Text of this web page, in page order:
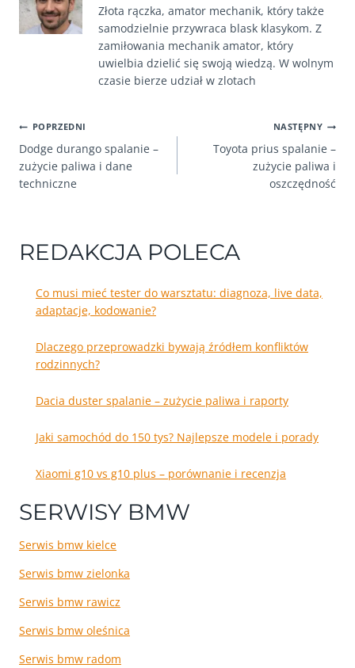
Złota rączka, amator mechanik, który także
samodzielnie przywraca blask klasykom. Z
zamiłowania mechanik amator, który
uwielbia dzielić się swoją wiedzą. W wolnym
czasie bierze udział w zlotach
NAWIGACJA
WPISU
POPRZEDNI
Dodge durango spalanie –
zużycie paliwa i dane
techniczne
NASTĘPNY
Toyota prius spalanie –
zużycie paliwa i
oszczędność
REDAKCJA POLECA
Co musi mieć tester do warsztatu: diagnoza, live data,
adaptacje, kodowanie?
Dlaczego przeprowadzki bywają źródłem konfliktów
rodzinnych?
Dacia duster spalanie – zużycie paliwa i raporty
Jaki samochód do 150 tys? Najlepsze modele i porady
Xiaomi g10 vs g10 plus – porównanie i recenzja
SERWISY BMW
Serwis bmw kielce
Serwis bmw zielonka
Serwis bmw rawicz
Serwis bmw oleśnica
Serwis bmw radom